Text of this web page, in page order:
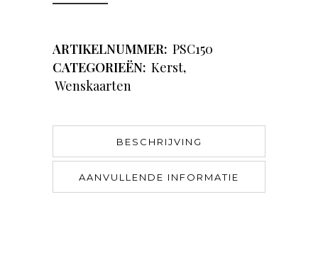
ARTIKELNUMMER: PSC150
CATEGORIEËN: Kerst,
Wenskaarten
BESCHRIJVING
AANVULLENDE INFORMATIE